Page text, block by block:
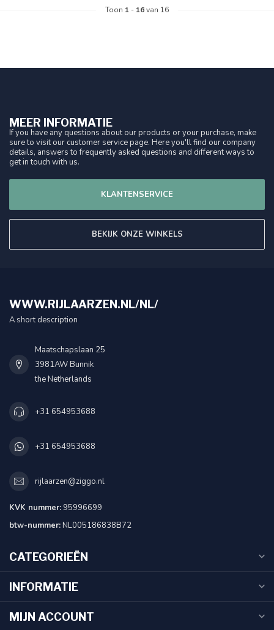
Toon 1 - 16van 16
MEER INFORMATIE
If you have any questions about our products or your purchase, make
sure to visit our customer service page. Here you'll find our company
details, answers to frequently asked questions and different ways to
get in touch with us.
KLANTENSERVICE
BEKIJK ONZE WINKELS
WWW.RIJLAARZEN.NL/NL/
A short description
Maatschapslaan 25
3981AW Bunnik
the Netherlands
+31 654953688
+31 654953688
rijlaarzen@ziggo.nl
KVK nummer:95996699
btw-nummer:NL005186838B72
CATEGORIEËN
INFORMATIE
MIJN ACCOUNT